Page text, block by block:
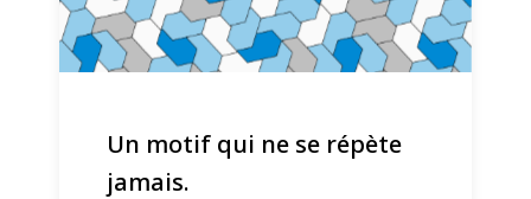
Un motif qui ne se répète
jamais.